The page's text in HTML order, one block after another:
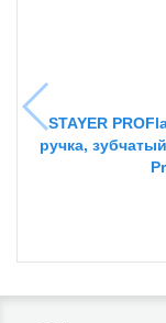
STAYER
ручка,